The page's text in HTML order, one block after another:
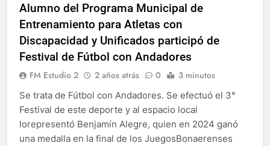
Alumno del Programa Municipal de
Entrenamiento para Atletas con
Discapacidad y Unificados participó de
Festival de Fútbol con Andadores
FM Estudio 2 2 años atrás 0 3 minutos
Se trata de Fútbol con Andadores. Se efectuó el 3°
Festival de este deporte y al espacio local
lorepresentó Benjamín Alegre, quien en 2024 ganó
una medalla en la final de los JuegosBonaerenses